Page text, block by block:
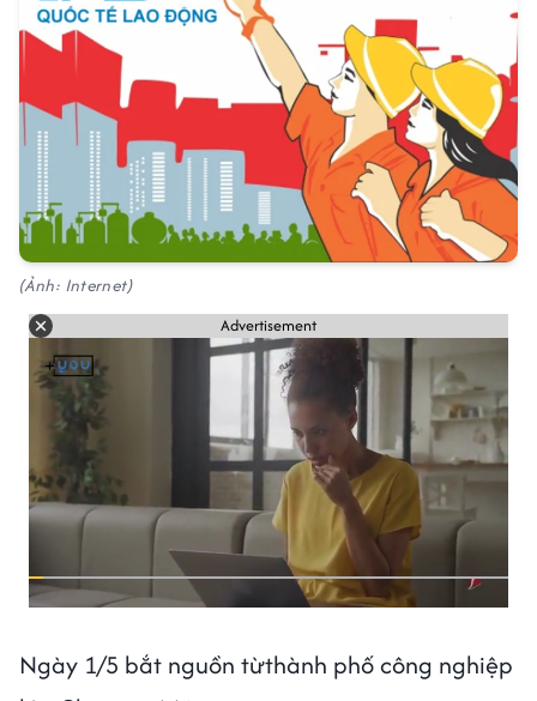
(Ảnh: Internet)
Advertisement
Ngày 1/5 bắt nguồn từthành phố công nghiệp